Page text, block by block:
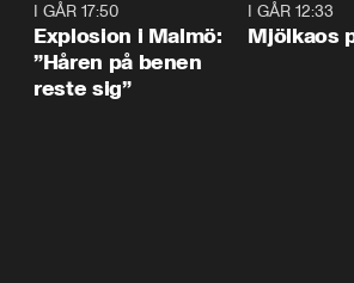
I GÅR 17:50
Explosion i Malmö:
”Håren på benen
reste sig”
I GÅR 12:33
Mjölkaos